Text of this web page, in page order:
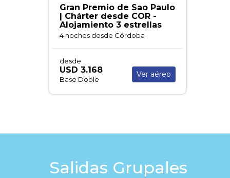
Gran Premio de Sao Paulo
| Chárter desde COR -
Alojamiento 3 estrellas
4 noches desde Córdoba
desde
USD 3.168
Base Doble
Ver aéreo
Salidas Grupales